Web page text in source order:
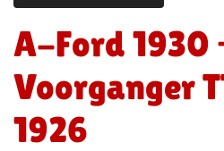
A-Ford 1930
Voorganger
1926